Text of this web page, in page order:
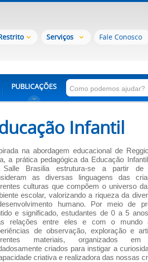
Serviços Fale Conosco
PUBLICAÇÕES
Infantil
na abordagem educacional de
a prática pedagógica da Educação
Salle Brasilia estrutura-se a partir de
as diversas linguagens das
culturas que compõem o universo
escolar, valorizando a riqueza da
humano. Por meio de
e significado, estudantes de 0 a 5
relações entre eles e com o mundo
de observação, exploração e
materiais, organizados em
criados para instigar a
criativa e realizadora das nossas